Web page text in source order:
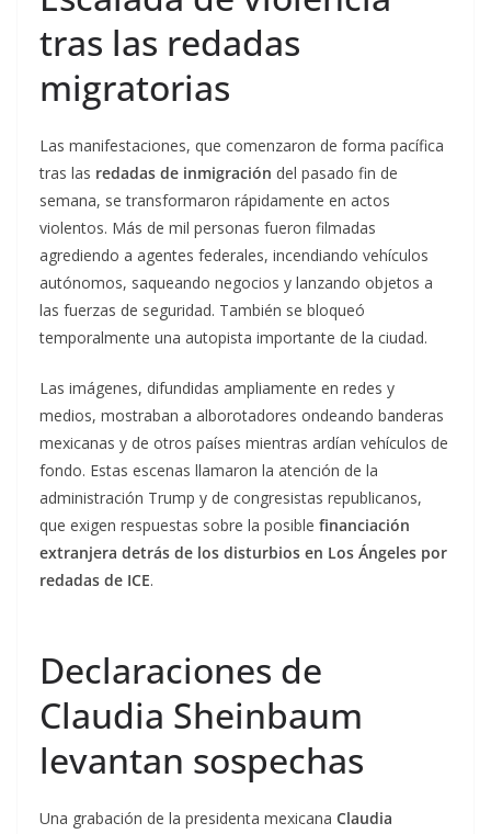
tras las redadas
migratorias
Las manifestaciones, que comenzaron de forma pacífica
tras las redadas de inmigración del pasado fin de
semana, se transformaron rápidamente en actos
violentos. Más de mil personas fueron filmadas
agrediendo a agentes federales, incendiando vehículos
autónomos, saqueando negocios y lanzando objetos a
las fuerzas de seguridad. También se bloqueó
temporalmente una autopista importante de la ciudad.
Las imágenes, difundidas ampliamente en redes y
medios, mostraban a alborotadores ondeando banderas
mexicanas y de otros países mientras ardían vehículos de
fondo. Estas escenas llamaron la atención de la
administración Trump y de congresistas republicanos,
que exigen respuestas sobre la posible financiación
extranjera detrás de los disturbios en Los Ángeles por
redadas de ICE.
Declaraciones de
Claudia Sheinbaum
levantan sospechas
Una grabación de la presidenta mexicana Claudia